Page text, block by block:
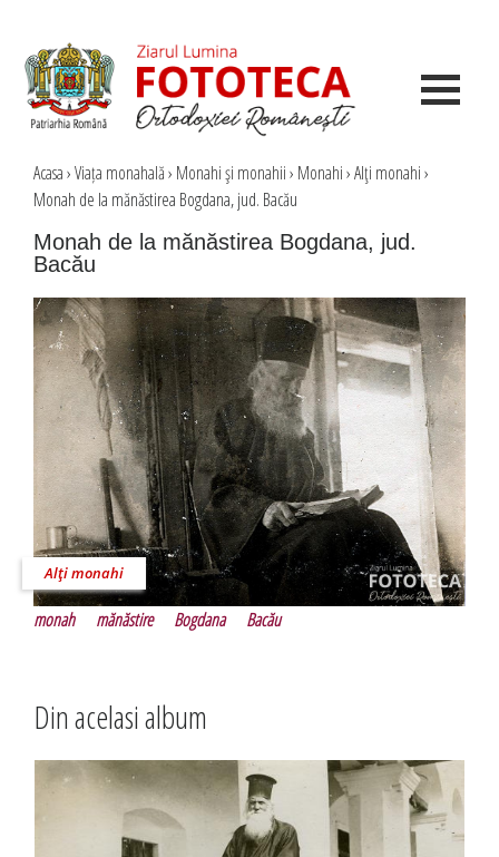
Acasa›Viața monahală› Monahi şi monahii› Monahi›Alţi monahi›
Monah de la mănăstirea Bogdana, jud. Bacău
Monah de la mănăstirea Bogdana, jud.
Bacău
Alţi monahi
monah mănăstire Bogdana Bacău
Din acelasi album